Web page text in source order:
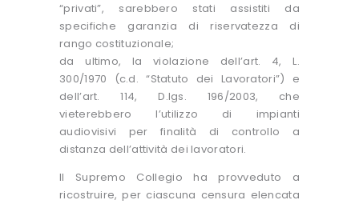
“privati”, sarebbero stati assistiti da
specifiche garanzia di riservatezza di
rango costituzionale;
da ultimo, la violazione dell’art. 4, L.
300/1970 (c.d. “Statuto dei Lavoratori”) e
dell’art. 114, D.lgs. 196/2003, che
vieterebbero l’utilizzo di impianti
audiovisivi per finalità di controllo a
distanza dell’attività dei lavoratori.
Il Supremo Collegio ha provveduto a
ricostruire, per ciascuna censura elencata